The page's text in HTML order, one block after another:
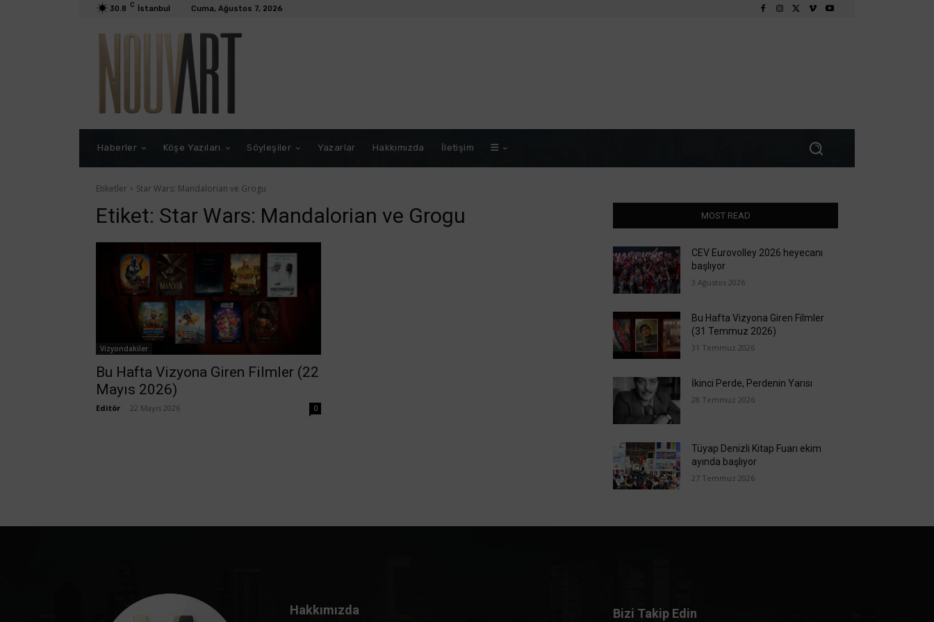
30.8 C İstanbul Cuma, Ağustos 7, 2026
Haberler Köşe Yazıları Söyleşiler Yazarlar Hakkımızda İletişim
Etiketler Star Wars: Mandalorian ve Grogu
Etiket: Star Wars: Mandalorian ve Grogu
Vizyondakiler
Bu Hafta Vizyona Giren Filmler (22
Mayıs 2026)
Editör 22 Mayıs 2026 0
MOST READ
CEV Eurovolley 2026 heyecanı
başlıyor
3 Ağustos 2026
Bu Hafta Vizyona Giren Filmler
(31 Temmuz 2026)
31 Temmuz 2026
İkinci Perde, Perdenin Yarısı
28 Temmuz 2026
Tüyap Denizli Kitap Fuarı ekim
ayında başlıyor
27 Temmuz 2026
Hakkımızda Bizi Takip Edin